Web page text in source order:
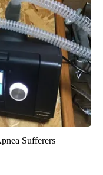
Sufferers